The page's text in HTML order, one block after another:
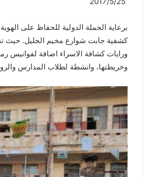
كشفية جابت شوارع مخيم الجليل. حيث
وخريطتها، وانشطة لطلاب المدارس